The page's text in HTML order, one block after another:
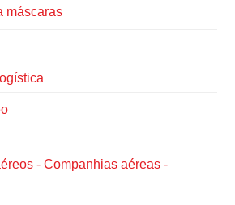
máscaras
- Companhias aéreas -